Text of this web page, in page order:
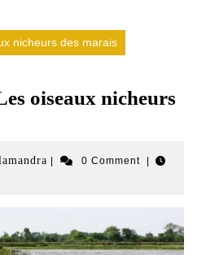
nicheurs des marais
oiseaux nicheurs
Salamandra0 Comment